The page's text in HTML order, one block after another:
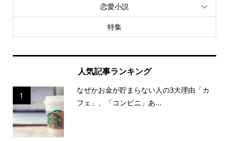
恋愛小説
特集
人気記事ランキング
1
なぜかお金が貯まらない人の3大理由「カ
フェ」、「コンビニ」あ...